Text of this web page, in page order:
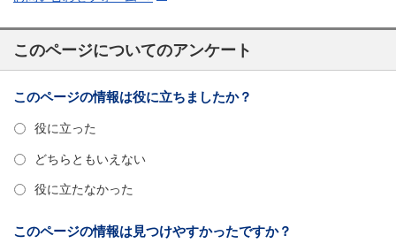
このページについてのアンケート
このページの情報は役に立ちましたか？
役に立った
どちらともいえない
役に立たなかった
このページの情報は見つけやすかったですか？